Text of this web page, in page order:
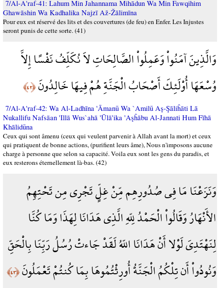
7/Al-A'raf-41: Lahum Min Jahannama Mihādun Wa Min Fawqihim
Ghawāshin Wa Kadhalika Najzī Až-Žālimīna
Pour eux est réservé des lits et des couvertures (de feu) en Enfer. Les Injustes
seront punis de cette sorte. (41)
وَالَّذِينَ آمَنُواْ وَعَمِلُواْ الصَّالِحَاتِ لاَ نُكَلِّفُ نَفْسًا إِلاَّ
وُسْعَهَا أُوْلَئِكَ أَصْحَابُ الْجَنَّةِ هُمْ فِيهَا خَالِدُونَ﴿٤٢﴾
7/Al-A'raf-42: Wa Al-Ladhīna 'Āmanū Wa `Amilū Aş-Şāliĥāti Lā
Nukallifu Nafsāan 'Illā Wus`ahā 'Ūlā'ika 'Aşĥābu Al-Jannati Hum Fīhā
Khālidūna
Ceux qui sont âmenu (ceux qui veulent parvenir à Allah avant la mort) et ceux
qui pratiquent de bonne actions, (purifient leurs âme), Nous n'imposons aucune
charge à personne que selon sa capacité. Voila eux sont les gens du paradis, et
eux resterons éternellement là-bas. (42)
وَنَزَعْنَا مَا فِي صُدُورِهِم مِّنْ غِلٍّ تَجْرِي مِن تَحْتِهِمُ
الأَنْهَارُ وَقَالُواْ الْحَمْدُ لِلّهِ الَّذِي هَدَانَا لِهَذَا وَمَا كُنَّا
لِنَهْتَدِيَ لَوْلا أَنْ هَدَانَا اللّهُ لَقَدْ جَاءتْ رُسُلُ رَبِّنَا بِالْحَقِّ
وَنُودُواْ أَن تِلْكُمُ الْجَنَّةُ أُورِثْتُمُوهَا بِمَا كُنتُمْ تَعْمَلُونَ﴿٤٣﴾